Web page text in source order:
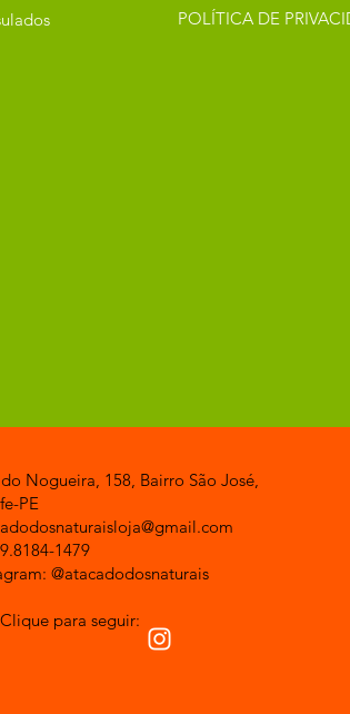
POLÍTICA DE
do Nogueira, 158, Bairro São José,
PE
1479
@atacadodosnaturais
para seguir: